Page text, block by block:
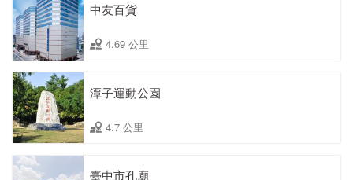
中友百貨
4.69 公里
潭子運動公園
4.7 公里
臺中市孔廟